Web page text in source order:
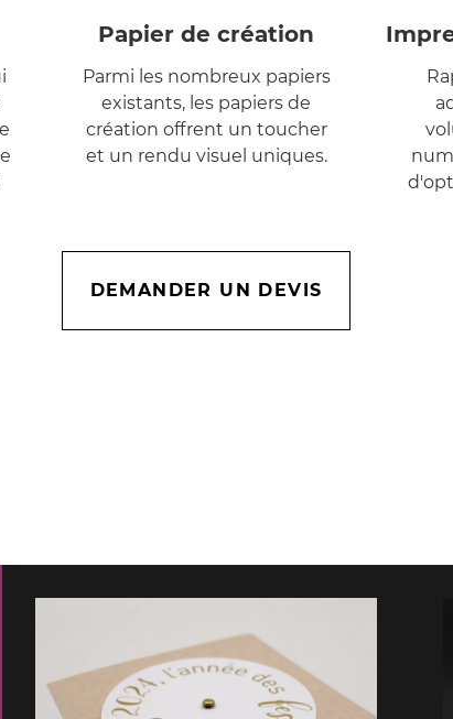
Papier de création
Parmi les nombreux papiers
existants, les papiers de
création offrent un toucher
et un rendu visuel uniques.
DEMANDER UN DEVIS